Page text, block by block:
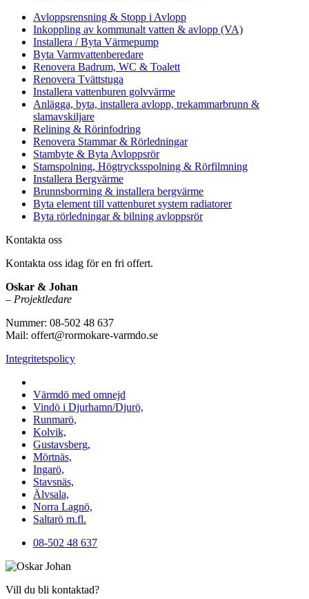
Avloppsrensning & Stopp i Avlopp
Inkoppling av kommunalt vatten & avlopp (VA)
Installera / Byta Värmepump
Byta Varmvattenberedare
Renovera Badrum, WC & Toalett
Renovera Tvättstuga
Installera vattenburen golvvärme
Anlägga, byta, installera avlopp, trekammarbrunn &
slamavskiljare
Relining & Rörinfodring
Renovera Stammar & Rörledningar
Stambyte & Byta Avloppsrör
Stamspolning, Högtrycksspolning & Rörfilmning
Installera Bergvärme
Brunnsborrning & installera bergvärme
Byta element till vattenburet system radiatorer
Byta rörledningar & bilning avloppsrör
Kontakta oss
Kontakta oss idag för en fri offert.
Oskar & Johan
– Projektledare
Nummer: 08-502 48 637
Mail: offert@rormokare-varmdo.se
Integritetspolicy
Värmdö med omnejd
Vindö i Djurhamn/Djurö,
Runmarö,
Kolvik,
Gustavsberg,
Mörtnäs,
Ingarö,
Stavsnäs,
Älvsala,
Norra Lagnö,
Saltarö m.fl.
08-502 48 637
Vill du bli kontaktad?